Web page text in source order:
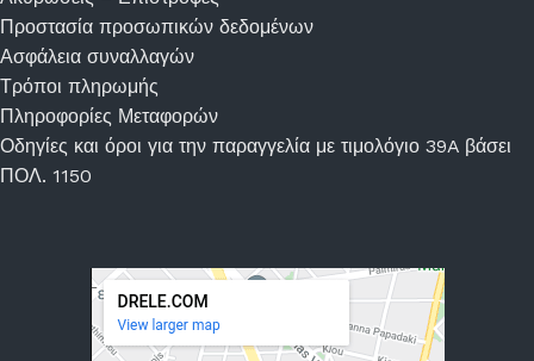
Προστασία προσωπικών δεδομένων
Ασφάλεια συναλλαγών
Τρόποι πληρωμής
Πληροφορίες Μεταφορών
Οδηγίες και όροι για την παραγγελία με τιμολόγιο 39A βάσει
ΠΟΛ. 1150